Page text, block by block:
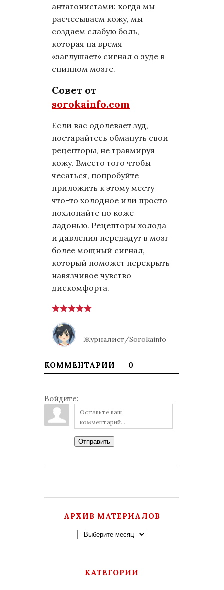
антагонистами: когда мы
расчесываем кожу, мы
создаем слабую боль,
которая на время
«заглушает» сигнал о зуде в
спинном мозге.
Совет от
sorokainfo.com
Если вас одолевает зуд,
постарайтесь обмануть свои
рецепторы, не травмируя
кожу. Вместо того чтобы
чесаться, попробуйте
приложить к этому месту
что-то холодное или просто
похлопайте по коже
ладонью. Рецепторы холода
и давления передадут в мозг
более мощный сигнал,
который поможет перекрыть
навязчивое чувство
дискомфорта.
Журналист/Sorokainfo
КОММЕНТАРИИ 0
Войдите:
Отправить
АРХИВ МАТЕРИАЛОВ
КАТЕГОРИИ